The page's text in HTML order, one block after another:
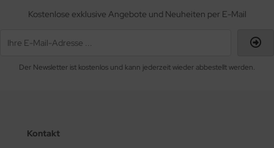
Kostenlose exklusive Angebote und Neuheiten per E-Mail
Der Newsletter ist kostenlos und kann jederzeit wieder abbestellt werden.
Kontakt